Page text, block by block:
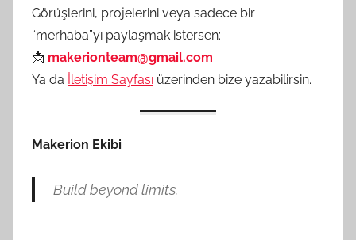
Görüşlerini, projelerini veya sadece bir
“merhaba”yı paylaşmak istersen:
📩 makerionteam@gmail.com
Ya da İletişim Sayfası üzerinden bize yazabilirsin.
Makerion Ekibi
Build beyond limits.